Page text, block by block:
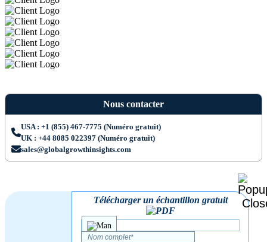
Nous contacter
USA : +1 (855) 467-7775 (Numéro gratuit)
UK : +44 8085 022397 (Numéro gratuit)
sales@globalgrowthinsights.com
Télécharger un échantillon gratuit